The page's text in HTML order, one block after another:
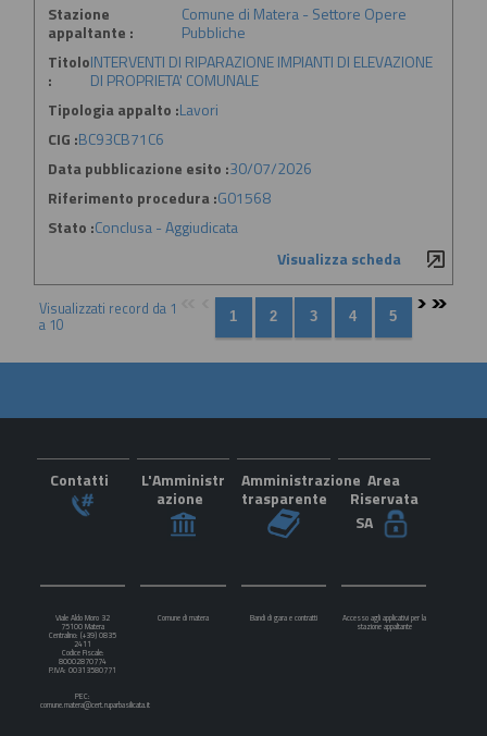
Stazione
appaltante :
Comune di Matera - Settore Opere
Pubbliche
Titolo
:
INTERVENTI DI RIPARAZIONE IMPIANTI DI ELEVAZIONE
DI PROPRIETA' COMUNALE
Tipologia appalto :Lavori
CIG :BC93CB71C6
Data pubblicazione esito :30/07/2026
Riferimento procedura :G01568
Stato :Conclusa - Aggiudicata
Visualizza scheda
Visualizzati record da 1
a 10
Contatti
L'Amministr
azione
Amministrazione
trasparente
Area
Riservata
SA
Viale Aldo Moro 32
75100 Matera
Centralino: (+39) 0835
2411
Codice Fiscale:
80002870774
P.IVA: 00313580771
PEC:
comune.matera@cert.ruparbasilicata.it
Comune di matera Bandi di gara e contratti Accesso agli applicativi per la
stazione appaltante